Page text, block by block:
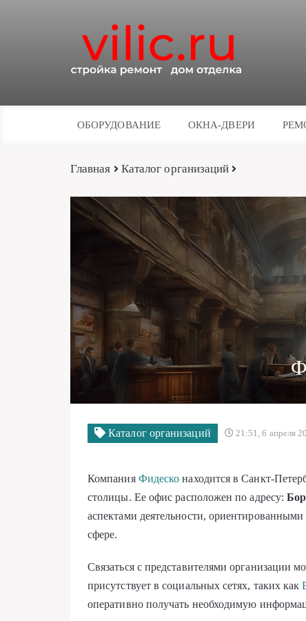
ОБОРУДОВАНИЕ ОКНА-ДВЕРИ
Главная Каталог организаций
Каталог организаций 21:51, 6 апреля
Компания Фидеско находится в Санкт-
столицы. Ее офис расположен по адресу:
аспектами деятельности,
сфере.
Связаться с представителями организации
присутствует в социальных сетях, таких как
оперативно получать необходимую